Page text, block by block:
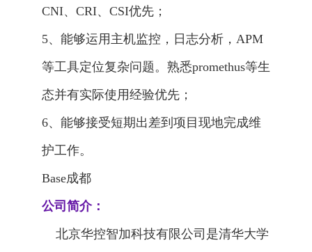
CNI、CRI、CSI优先；
5、能够运用主机监控，日志分析，APM
等工具定位复杂问题。熟悉promethus等生
态并有实际使用经验优先；
6、能够接受短期出差到项目现地完成维
护工作。
Base成都
公司简介：
北京华控智加科技有限公司是清华大学